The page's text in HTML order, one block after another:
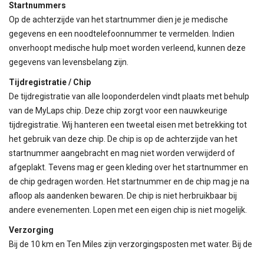
Startnummers
Op de achterzijde van het startnummer dien je je medische
gegevens en een noodtelefoonnummer te vermelden. Indien
onverhoopt medische hulp moet worden verleend, kunnen deze
gegevens van levensbelang zijn.
Tijdregistratie / Chip
De tijdregistratie van alle looponderdelen vindt plaats met behulp
van de MyLaps chip. Deze chip zorgt voor een nauwkeurige
tijdregistratie. Wij hanteren een tweetal eisen met betrekking tot
het gebruik van deze chip. De chip is op de achterzijde van het
startnummer aangebracht en mag niet worden verwijderd of
afgeplakt. Tevens mag er geen kleding over het startnummer en
de chip gedragen worden. Het startnummer en de chip mag je na
afloop als aandenken bewaren. De chip is niet herbruikbaar bij
andere evenementen. Lopen met een eigen chip is niet mogelijk.
Verzorging
Bij de 10 km en Ten Miles zijn verzorgingsposten met water. Bij de